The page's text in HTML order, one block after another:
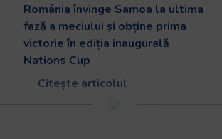
România învinge Samoa la ultima
fază a meciului și obține prima
victorie în ediția inaugurală
Nations Cup
Citește articolul